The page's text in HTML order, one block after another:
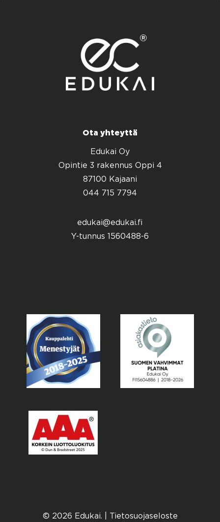
Ota yhteyttä
Edukai Oy
Opintie 3 rakennus Oppi 4
87100 Kajaani
044 715 7794
edukai@edukai.fi
Y-tunnus 1560488-6
© 2026 Edukai. | Tietosuojaseloste